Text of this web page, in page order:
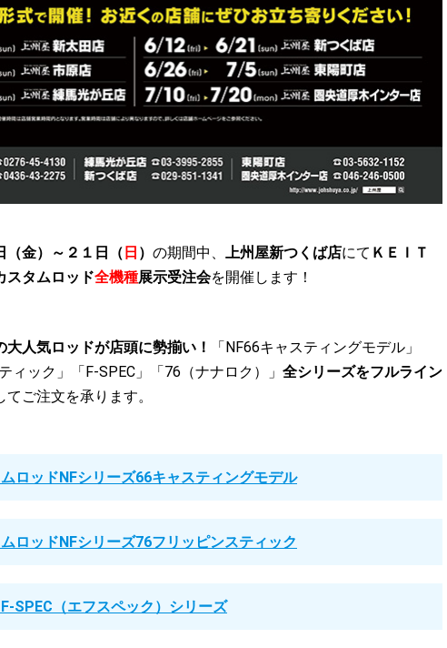
（金）～２１日（ 日 ） の期間中、 上州屋新つくば店にて ＫＥＩＴ
スタムロッド全機種展示受注会を開催します！
人気ロッドが店頭に勢揃い！
「NF66キャスティングモデル」
ィック」「F-SPEC」「76（ナナロク）」 全シリーズをフルライン
てご注文を承ります。
ロッドNFシリーズ66キャスティングモデル
ロッドNFシリーズ76フリッピンスティック
SPEC（エフスペック）シリーズ